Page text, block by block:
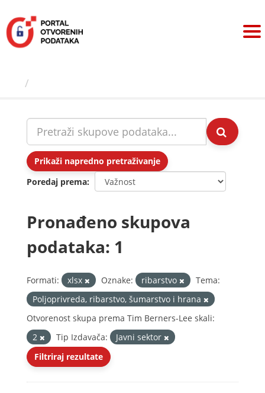
sadržaj
Prikaži napredno pretraživanje
Poredaj prema
Pronađeno skupova
podataka: 1
Formati: xlsx Oznake: ribarstvo
Tema:
Poljoprivreda, ribarstvo, šumarstvo i hrana
Otvorenost skupa prema Tim Berners-Lee skali:
2
Tip Izdavača:
Javni sektor
Filtriraj rezultate